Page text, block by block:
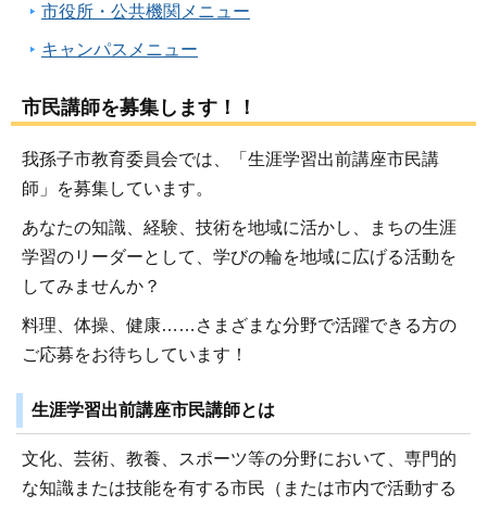
市役所・公共機関メニュー
キャンパスメニュー
市民講師を募集します！！
我孫子市教育委員会では、「生涯学習出前講座市民講
師」を募集しています。
あなたの知識、経験、技術を地域に活かし、まちの生涯
学習のリーダーとして、学びの輪を地域に広げる活動を
してみませんか？
料理、体操、健康……さまざまな分野で活躍できる方の
ご応募をお待ちしています！
生涯学習出前講座市民講師とは
文化、芸術、教養、スポーツ等の分野において、専門的
な知識または技能を有する市民（または市内で活動する